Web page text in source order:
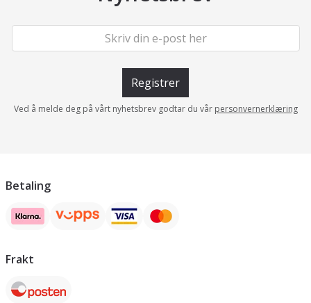
Registrer
Ved å melde deg på vårt nyhetsbrev godtar du vår personvernerklæring
Betaling
Frakt